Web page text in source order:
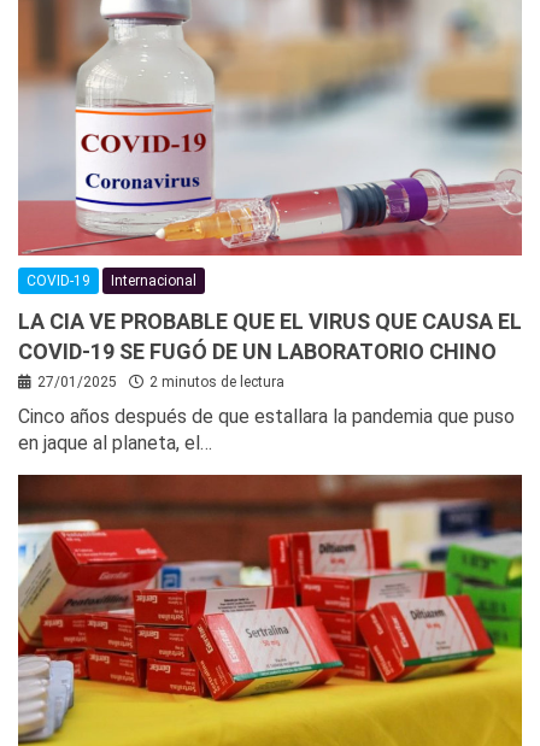
COVID-19 Internacional
LA CIA VE PROBABLE QUE EL VIRUS QUE CAUSA EL
COVID-19 SE FUGÓ DE UN LABORATORIO CHINO
27/01/2025 2 minutos de lectura
Cinco años después de que estallara la pandemia que puso
en jaque al planeta, el…